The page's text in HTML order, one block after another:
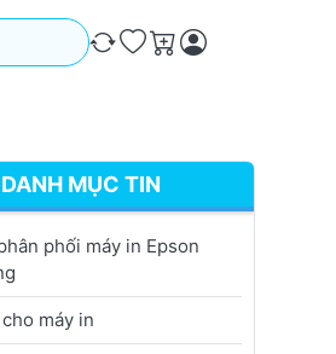
hiện khi bạn nhập. Nhấn phím
So sánh
Ưa thích
Giỏ hàng
DANH MỤC TIN
phối máy in Epson
máy in